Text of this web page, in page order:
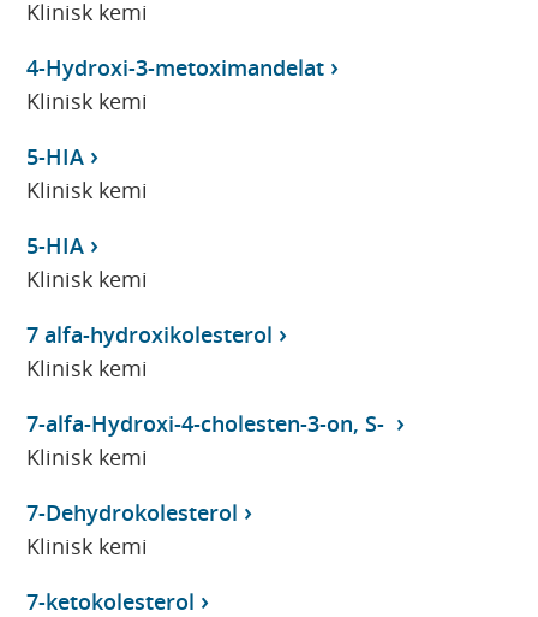
Klinisk kemi
4-Hydroxi-3-metoximandelat
Klinisk kemi
5-HIA
Klinisk kemi
5-HIA
Klinisk kemi
7 alfa-hydroxikolesterol
Klinisk kemi
7-alfa-Hydroxi-4-cholesten-3-on, S-
Klinisk kemi
7-Dehydrokolesterol
Klinisk kemi
7-ketokolesterol